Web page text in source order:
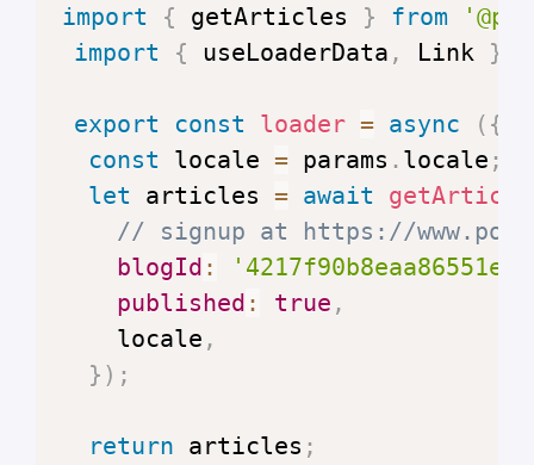
import { getArticles } from
import
{ useLoaderData , Link }
export const loader = async ( {
const locale = params . locale ;
let articles = await
// signup at https://
blogId :
published : true ,
    locale
,
} ) ;
return articles ;